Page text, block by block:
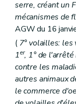
Art.
Art.
Art.
Art.
Art.
Art.
Art.
Art.
Art.
Art.
Art.
serre, créant un
mécanismes de
AGW du 16
( 7° volailles:
1er, 1° de
contre les
autres animaux
le commerce